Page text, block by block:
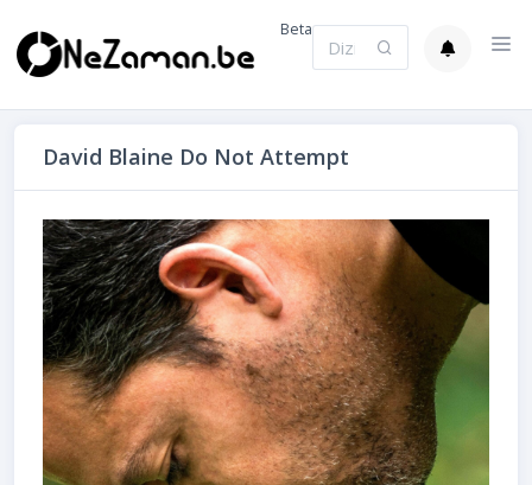
Beta
David Blaine Do Not Attempt